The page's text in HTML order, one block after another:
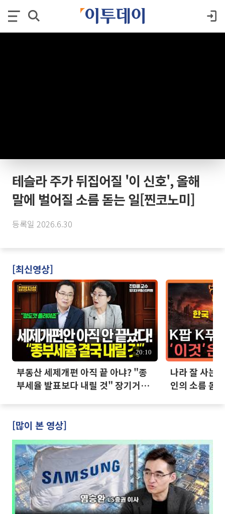
테슬라 주가 뒤집어질 '이 신호', 올해
말에 벌어질 소름 돋는 일[찐코노미]
등록일 2026.6.30
[최신영상]
20:10
부동산 세제개편 아직 끝 아냐? "종
부세율 발표보다 내릴 것" 장기거주
나라 잘 사는
인의 소름 돋
[많이 본 영상]